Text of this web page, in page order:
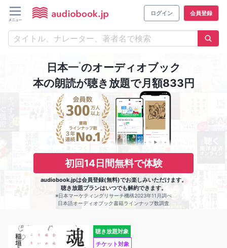
ログイン 会員登録
日本一※のオーディオブック
本の朗読が聴き放題で月額833円
初回14日間無料で体験
audiobook.jpは会員登録(無料)でお楽しみいただけます。
聴き放題プランはいつでも解約できます。
※日本マーケティングリサーチ機構2023年11月調べ
日本語オーディオブック書籍ラインナップ数調査
聴き放題対象
チケット対象